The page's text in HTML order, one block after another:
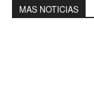
MAS NOTICIAS